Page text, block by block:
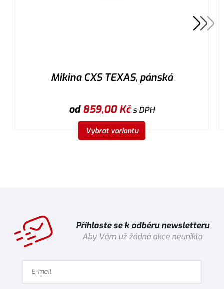
Mikina CXS TEXAS, pánská
od859,00Kčs DPH
Vybrat variantu
Přihlaste se k odběru newsletteru
Aby Vám už žádná akce neunikla